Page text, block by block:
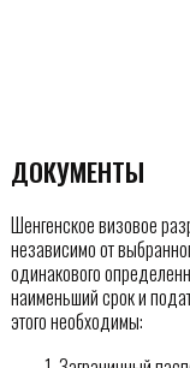
ДОКУМЕНТЫ
Шенгенское визовое
независимо от
одинакового
наименьший срок и
этого необходимы: